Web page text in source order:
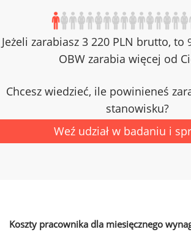
Jeżeli zarabiasz 3 220 PLN brutto, to
OBW zarabia więcej od
Chcesz wiedzieć, ile powinieneś
stanowisku?
Weź udział w badaniu i
Koszty pracownika dla miesięcznego